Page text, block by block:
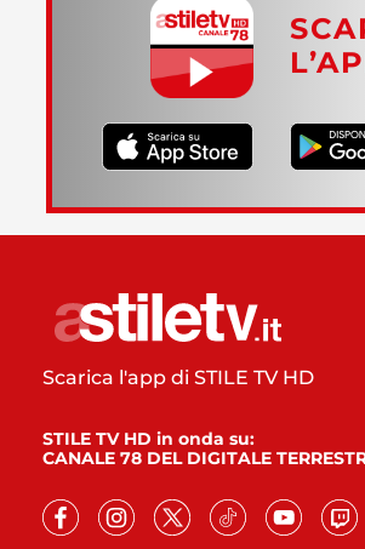
Scarica l'app di STILE TV HD
STILE TV HD in onda su:
CANALE 78 DEL DIGITALE